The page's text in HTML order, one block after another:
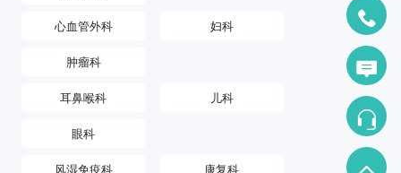
心血管外科 妇科
肿瘤科
耳鼻喉科 儿科
眼科
风湿免疫科 康复科